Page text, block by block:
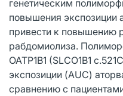
генетическим
повышения экспозиции
привести к повышению
рабдомиолиза.
OATP1B1 (SLCO1B1
экспозиции (AUC)
сравнению с